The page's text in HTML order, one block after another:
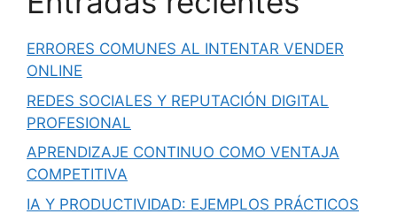
ERRORES COMUNES AL INTENTAR VENDER
ONLINE
REDES SOCIALES Y REPUTACIÓN DIGITAL
PROFESIONAL
APRENDIZAJE CONTINUO COMO VENTAJA
COMPETITIVA
IA Y PRODUCTIVIDAD: EJEMPLOS PRÁCTICOS